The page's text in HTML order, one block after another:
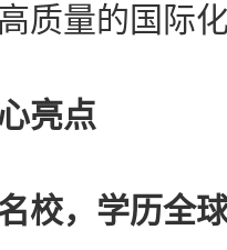
质量的国际
亮点
校，学历全